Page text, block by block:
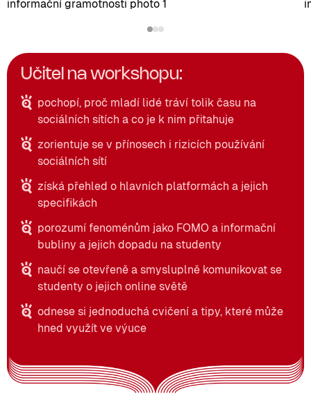
Učitel na workshopu:
pochopí, proč mladí lidé tráví tolik času na
sociálních sítích a co je k nim přitahuje
zorientuje se v přínosech i rizicích používání
sociálních sítí
získá přehled o hlavních platformách a jejich
specifikách
porozumí fenoménům jako FOMO a informační
bubliny a jejich dopadu na studenty
naučí se otevřeně a smysluplně komunikovat se
studenty o jejich online světě
odnese si jednoduchá cvičení a tipy, které může
hned využít ve výuce